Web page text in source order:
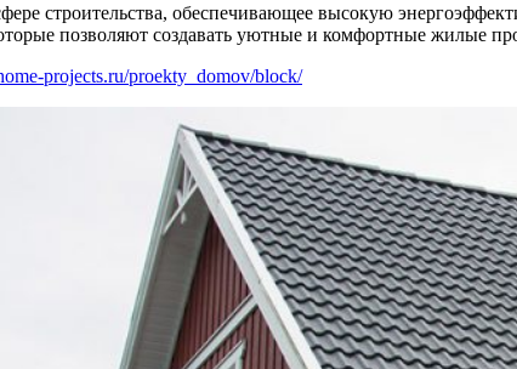
строительства, обеспечивающее высокую
позволяют создавать уютные и комфортные жилые
projects.ru/proekty_domov/block/